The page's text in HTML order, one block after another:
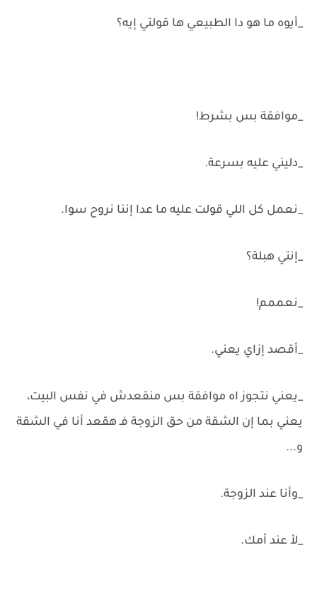
_أيوه ما هو دا الطبيعي ها قولتي إيه؟
_موافقة بس بشرط!
_دليني عليه بسرعة.
_نعمل كل اللي قولت عليه ما عدا إننا نروح سوا.
_إنتي هبلة؟
_نعممم!
_أقصد إزاي يعني.
_يعني نتجوز اه موافقة بس منقعدش في نفس البيت،
يعني بما إن الشقة من حق الزوجة فـ هقعد أنا في الشقة
و...
_وأنا عند الزوجة.
_لأ عند أمك.